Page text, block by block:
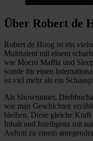
Über Robert de
Robert de Hoog ist ein
Multitalent mit einem
wie Mocro Maffia und
wurde für einen
ist viel mehr als ein
Als Showrunner,
wie man Geschichten
bleiben. Diese gleiche
Inhalt und Intelligenz mit
Auftritt zu einem